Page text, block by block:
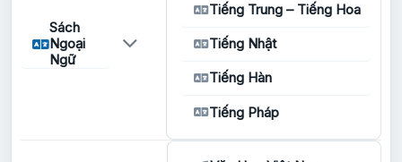
Sách
Ngoại
Ngữ
Tiếng Trung – Tiếng Hoa
Tiếng Nhật
Tiếng Hàn
Tiếng Pháp